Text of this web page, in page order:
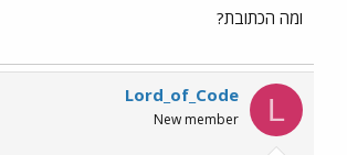
ומה הכתובת?
L
Lord_of_Code
New member